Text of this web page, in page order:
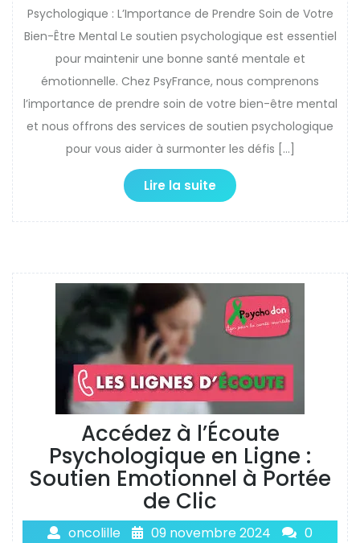
Psychologique : L’Importance de Prendre Soin de Votre
Bien-Être Mental Le soutien psychologique est essentiel
pour maintenir une bonne santé mentale et
émotionnelle. Chez PsyFrance, nous comprenons
l’importance de prendre soin de votre bien-être mental
et nous offrons des services de soutien psychologique
pour vous aider à surmonter les défis […]
Lire la suite
Accédez à l’Écoute
Psychologique en Ligne :
Soutien Emotionnel à Portée
de Clic
oncolille 09 novembre 2024
0